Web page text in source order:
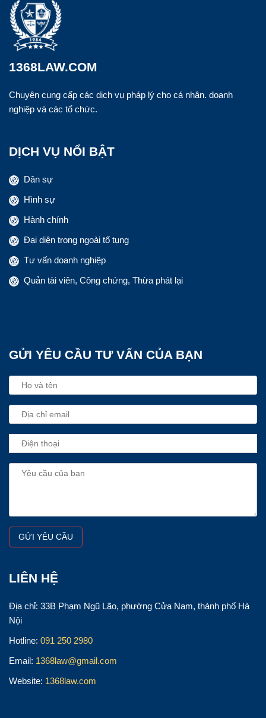
1368LAW.COM
Chuyên cung cấp các dịch vụ pháp lý cho cá nhân. doanh
nghiệp và các tổ chức.
DỊCH VỤ NỔI BẬT
Dân sự
Hình sự
Hành chính
Đại diện trong ngoài tố tụng
Tư vấn doanh nghiệp
Quản tài viên, Công chứng, Thừa phát lại
GỬI YÊU CẦU TƯ VẤN CỦA BẠN
LIÊN HỆ
Địa chỉ: 33B Phạm Ngũ Lão, phường Cửa Nam, thành phố Hà
Nội
Hotline: 091 250 2980
Email: 1368law@gmail.com
Website: 1368law.com